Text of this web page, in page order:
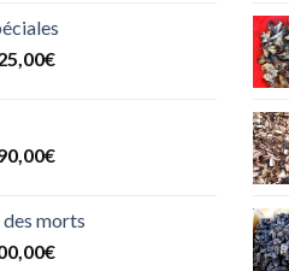
€
€
morts
€